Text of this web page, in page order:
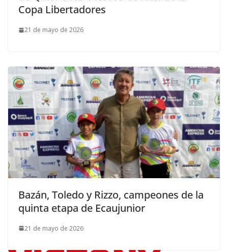
Copa Libertadores
21 de mayo de 2026
Bazán, Toledo y Rizzo, campeones de la
quinta etapa de Ecaujunior
21 de mayo de 2026